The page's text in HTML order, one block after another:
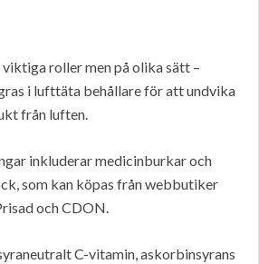
roller men på olika sätt –
i lufttäta behållare för att undvika
från luften.
inkluderar medicinburkar och
som kan köpas från webbutiker
och CDON.
C-vitamin, askorbinsyrans